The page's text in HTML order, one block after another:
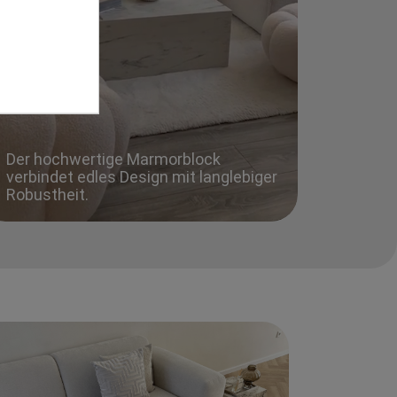
Der hochwertige Marmorblock
verbindet edles Design mit langlebiger
Robustheit.